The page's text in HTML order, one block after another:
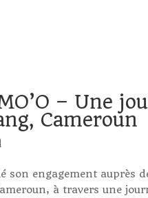
– Une
Cameroun
son engagement auprès
à travers une